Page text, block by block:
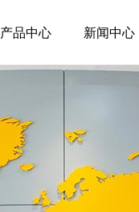
产品中心 新闻中心